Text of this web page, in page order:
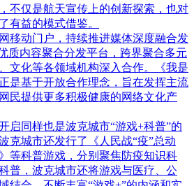
不仅是航天宣传上的创新探索，也对
有益的模式借鉴。
移动门户，持续推进媒体深度融合发
质内容聚合分发平台，跨界聚合多元
文化等各领域机构深入合作。《我是
是基于开放合作理念，旨在发挥主流
民提供更多积极健康的网络文化产
启同样也是波克城市“游戏+科普”的
克城市还发行了《人民战“疫”总动
等科普游戏，分别聚焦防疫知识科
普，波克城市还将游戏与医疗、公